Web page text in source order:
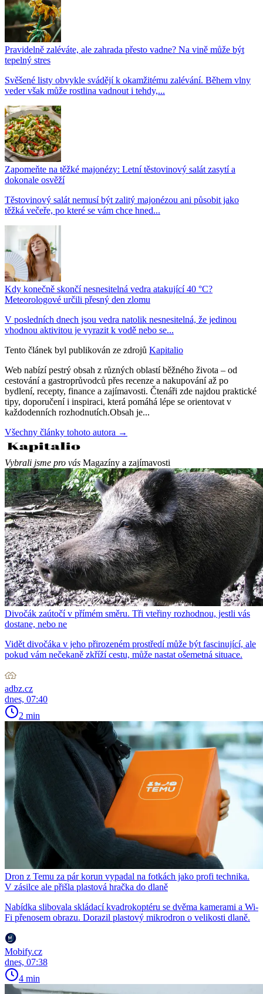
Pravidelně zaléváte, ale zahrada přesto vadne? Na vině může být
tepelný stres
Svěšené listy obvykle svádějí k okamžitému zalévání. Během vlny
veder však může rostlina vadnout i tehdy,...
Zapomeňte na těžké majonézy: Letní těstovinový salát zasytí a
dokonale osvěží
Těstovinový salát nemusí být zalitý majonézou ani působit jako
těžká večeře, po které se vám chce hned...
Kdy konečně skončí nesnesitelná vedra atakující 40 °C?
Meteorologové určili přesný den zlomu
V posledních dnech jsou vedra natolik nesnesitelná, že jedinou
vhodnou aktivitou je vyrazit k vodě nebo se...
Tento článek byl publikován ze zdrojů Kapitalio
Web nabízí pestrý obsah z různých oblastí běžného života – od
cestování a gastroprůvodců přes recenze a nakupování až po
bydlení, recepty, finance a zajímavosti. Čtenáři zde najdou praktické
tipy, doporučení i inspiraci, která pomáhá lépe se orientovat v
každodenních rozhodnutích.Obsah je...
Všechny články tohoto autora →
Vybrali jsme pro vás Magazíny a zajímavosti
Divočák zaútočí v přímém směru. Tři vteřiny rozhodnou, jestli vás
dostane, nebo ne
Vidět divočáka v jeho přirozeném prostředí může být fascinující, ale
pokud vám nečekaně zkříží cestu, může nastat ošemetná situace.
adbz.cz
dnes, 07:40
2 min
Dron z Temu za pár korun vypadal na fotkách jako profi technika.
V zásilce ale přišla plastová hračka do dlaně
Nabídka slibovala skládací kvadrokoptéru se dvěma kamerami a Wi-
Fi přenosem obrazu. Dorazil plastový mikrodron o velikosti dlaně.
Mobify.cz
dnes, 07:38
4 min